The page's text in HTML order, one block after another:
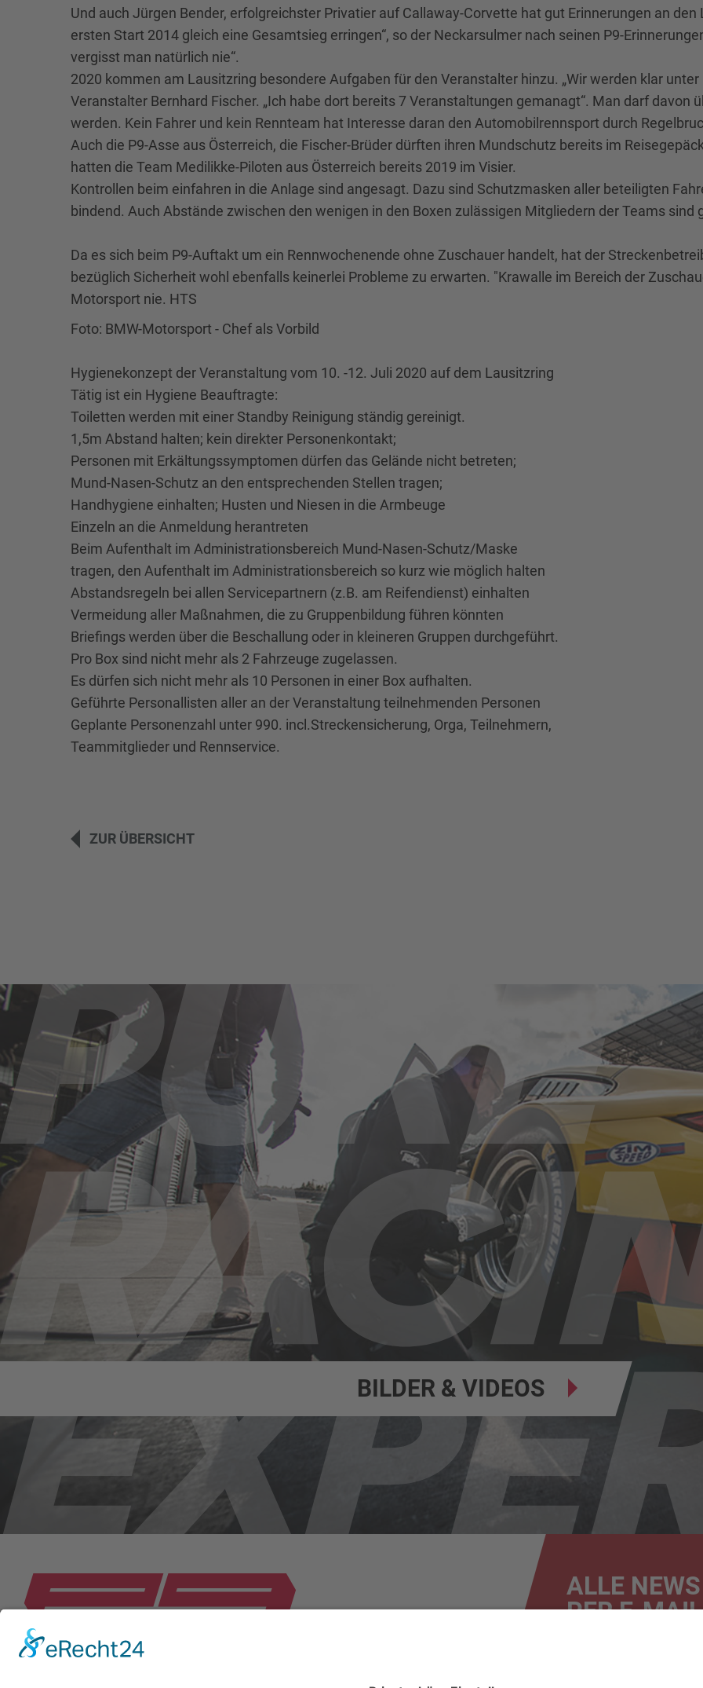
Und auch Jürgen Bender, erfolgreichster Privatier auf Callaway-Corvette hat gut Erinnerungen an
ersten Start 2014 gleich eine Gesamtsieg erringen“, so der Neckarsulmer nach seinen P9-
vergisst man natürlich nie“.
2020 kommen am Lausitzring besondere Aufgaben für den Veranstalter hinzu. „Wir werden klar
Veranstalter Bernhard Fischer. „Ich habe dort bereits 7 Veranstaltungen gemanagt“. Man darf davon
werden. Kein Fahrer und kein Rennteam hat Interesse daran den Automobilrennsport durch
Auch die P9-Asse aus Österreich, die Fischer-Brüder dürften ihren Mundschutz bereits im
hatten die Team Medilikke-Piloten aus Österreich bereits 2019 im Visier.
Kontrollen beim einfahren in die Anlage sind angesagt. Dazu sind Schutzmasken aller beteiligten
bindend. Auch Abstände zwischen den wenigen in den Boxen zulässigen Mitgliedern der Teams sind
Da es sich beim P9-Auftakt um ein Rennwochenende ohne Zuschauer handelt, hat der
bezüglich Sicherheit wohl ebenfalls keinerlei Probleme zu erwarten. "Krawalle im Bereich der
Motorsport nie. HTS
Foto: BMW-Motorsport - Chef als Vorbild
Hygienekonzept der Veranstaltung vom 10. -12. Juli 2020 auf dem Lausitzring
Tätig ist ein Hygiene Beauftragte:
Toiletten werden mit einer Standby Reinigung ständig gereinigt.
1,5m Abstand halten; kein direkter Personenkontakt;
Personen mit Erkältungssymptomen dürfen das Gelände nicht betreten;
Mund-Nasen-Schutz an den entsprechenden Stellen tragen;
Handhygiene einhalten; Husten und Niesen in die Armbeuge
Einzeln an die Anmeldung herantreten
Beim Aufenthalt im Administrationsbereich Mund-Nasen-Schutz/Maske
tragen, den Aufenthalt im Administrationsbereich so kurz wie möglich halten
Abstandsregeln bei allen Servicepartnern (z.B. am Reifendienst) einhalten
Vermeidung aller Maßnahmen, die zu Gruppenbildung führen könnten
Briefings werden über die Beschallung oder in kleineren Gruppen durchgeführt.
Pro Box sind nicht mehr als 2 Fahrzeuge zugelassen.
Es dürfen sich nicht mehr als 10 Personen in einer Box aufhalten.
Geführte Personallisten aller an der Veranstaltung teilnehmenden Personen
Geplante Personenzahl unter 990. incl.Streckensicherung, Orga, Teilnehmern,
Teammitglieder und Rennservice.
ZUR ÜBERSICHT
BILDER & VIDEOS
ALLE NEWS
PER E-MAIL